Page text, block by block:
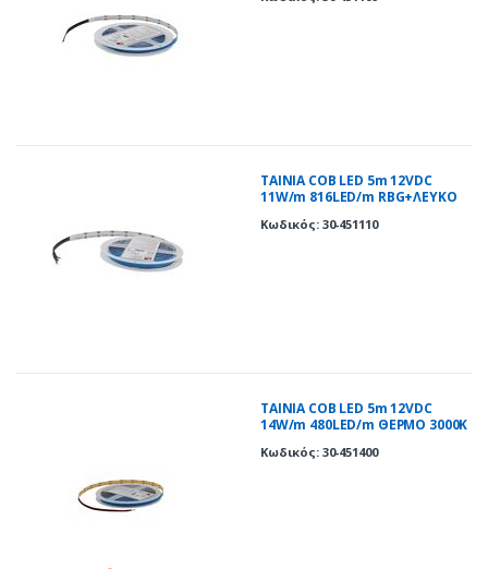
ΤΑΙΝΙΑ COB LED 5m 12VDC
11W/m 816LED/m RBG+ΛΕΥΚΟ
Κωδικός: 30-451110
ΤΑΙΝΙΑ COB LED 5m 12VDC
14W/m 480LED/m ΘΕΡΜΟ 3000K
Κωδικός: 30-451400